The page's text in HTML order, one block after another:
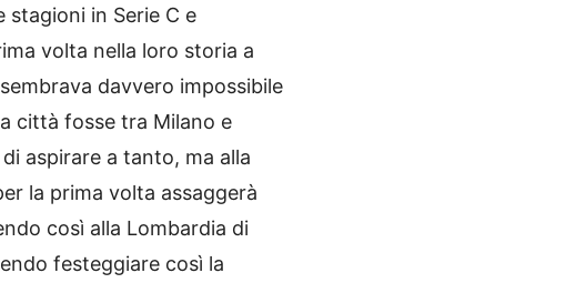
in Serie C e
volta nella loro storia a
davvero impossibile
città fosse tra Milano e
aspirare a tanto, ma alla
la prima volta assaggerà
così alla Lombardia di
festeggiare così la